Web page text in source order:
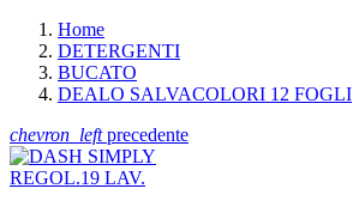
Home
DETERGENTI
BUCATO
DEALO SALVACOLORI 12 FOGLI
chevron_leftprecedente